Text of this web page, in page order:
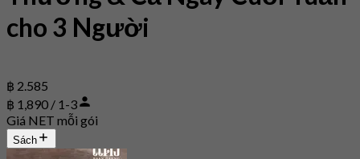
cho 3 Người
฿ 2.585
฿ 1,890 / 1-3
Giá NET mỗi gói
Sách